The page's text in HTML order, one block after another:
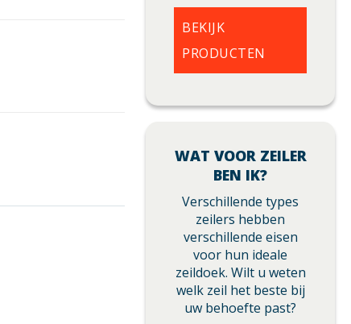
BEKIJK
PRODUCTEN
WAT VOOR ZEILER
BEN IK?
Verschillende types
zeilers hebben
verschillende eisen
voor hun ideale
zeildoek. Wilt u weten
welk zeil het beste bij
uw behoefte past?